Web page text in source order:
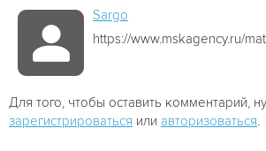
Sargo
https://www.mskagency.ru/
Для того, чтобы оставить комментарий,
зарегистрироваться или авторизоваться